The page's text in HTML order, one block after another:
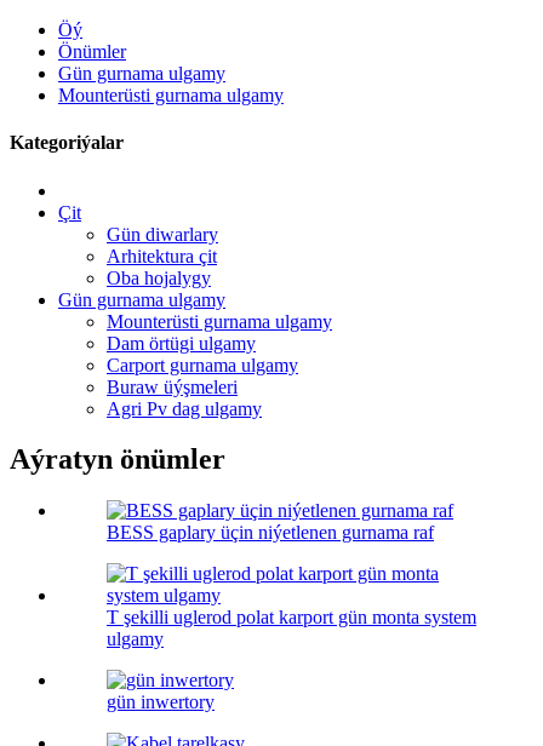
Öý
Önümler
Gün gurnama ulgamy
Mounterüsti gurnama ulgamy
Kategoriýalar
Çit
Gün diwarlary
Arhitektura çit
Oba hojalygy
Gün gurnama ulgamy
Mounterüsti gurnama ulgamy
Dam örtügi ulgamy
Carport gurnama ulgamy
Buraw üýşmeleri
Agri Pv dag ulgamy
Aýratyn önümler
BESS gaplary üçin niýetlenen gurnama raf
T şekilli uglerod polat karport gün monta system
ulgamy
gün inwertory